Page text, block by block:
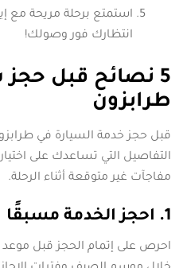
استمتع برحلة مريحة مع
انتظارك فور وصولك!
5 نصائح قبل
طرابزون
قبل حجز خدمة السيارة في
التفاصيل التي تساعدك على
مفاجآت غير متوقعة أثناء الرحلة.
1. احجز الخدمة مسبقًا
احرص على إتمام الحجز قبل